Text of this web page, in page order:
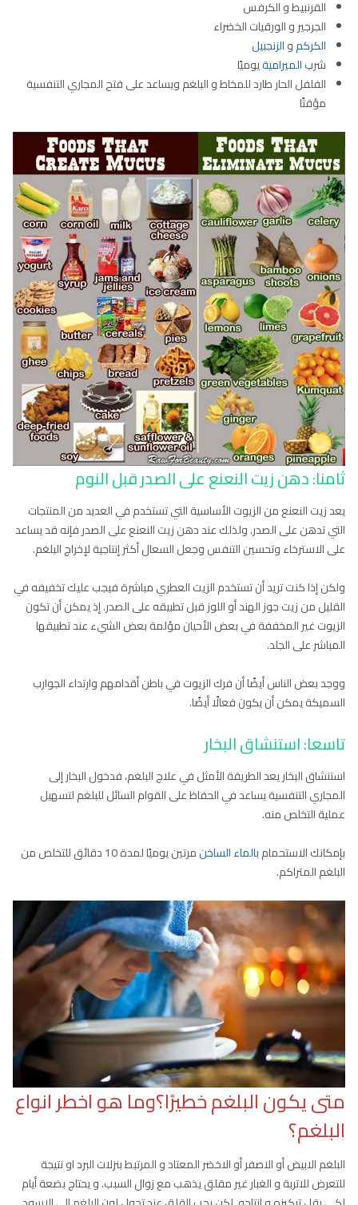
القرنبيط و الكرفس
الجرجير و الورقيات الخضراء
الكركموالزنجبيل
شربالميراميةيوميًا
الفلفل الحار طارد للمخاط و البلغم ويساعد على فتح المجاري التنفسية
مؤقتًا
ثامنا: دهن زيت النعنع على الصدر قبل النوم
يعد زيت النعنع من الزيوت الأساسية التي تستخدم في العديد من المنتجات
التي تدهن على الصدر. ولذلك عند دهن زيت النعنع على الصدر فإنه قد يساعد
على الاسترخاء وتحسين التنفس وجعل السعال أكثر إنتاجية لإخراج البلغم.
ولكن إذا كنت تريد أن تستخدم الزيت العطري مباشرة فيجب عليك تخفيفه في
القليل من زيت جوز الهند أو اللوز قبل تطبيقه على الصدر. إذ يمكن أن تكون
الزيوت غير المخففة في بعض الأحيان مؤلمة بعض الشيء عند تطبيقها
المباشر على الجلد.
ووجد بعض الناس أيضًا أن فرك الزيوت في باطن أقدامهم وارتداء الجوارب
السميكة يمكن أن يكون فعالًا أيضًا.
تاسعا: استنشاق البخار
استنشاق البخار يعد الطريقة الأمثل في علاج البلغم، فدخول البخار إلى
المجاري التنفسية يساعد في الحفاظ على القوام السائل للبلغم لتسهيل
عملية التخلص منه.
بإمكانك الاستحمامبالماء الساخن
مرتين يوميًا لمدة 10 دقائق للتخلص من
البلغم المتراكم.
متى يكون البلغم خطيرًا؟وما هو اخطر انواع
البلغم؟
البلغم الابيض أو الاصفر أو الاخضر المعتاد و المرتبط بنزلات البرد او نتيجة
للتعرض للاتربة و الغبار غير مقلق يذهب مع زوال السبب. و يحتاج بضعة أيام